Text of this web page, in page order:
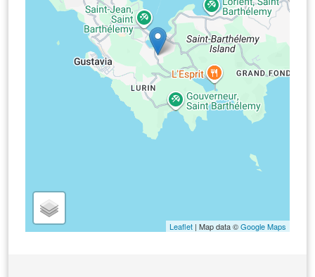
Leaflet | Map data ©Google Maps